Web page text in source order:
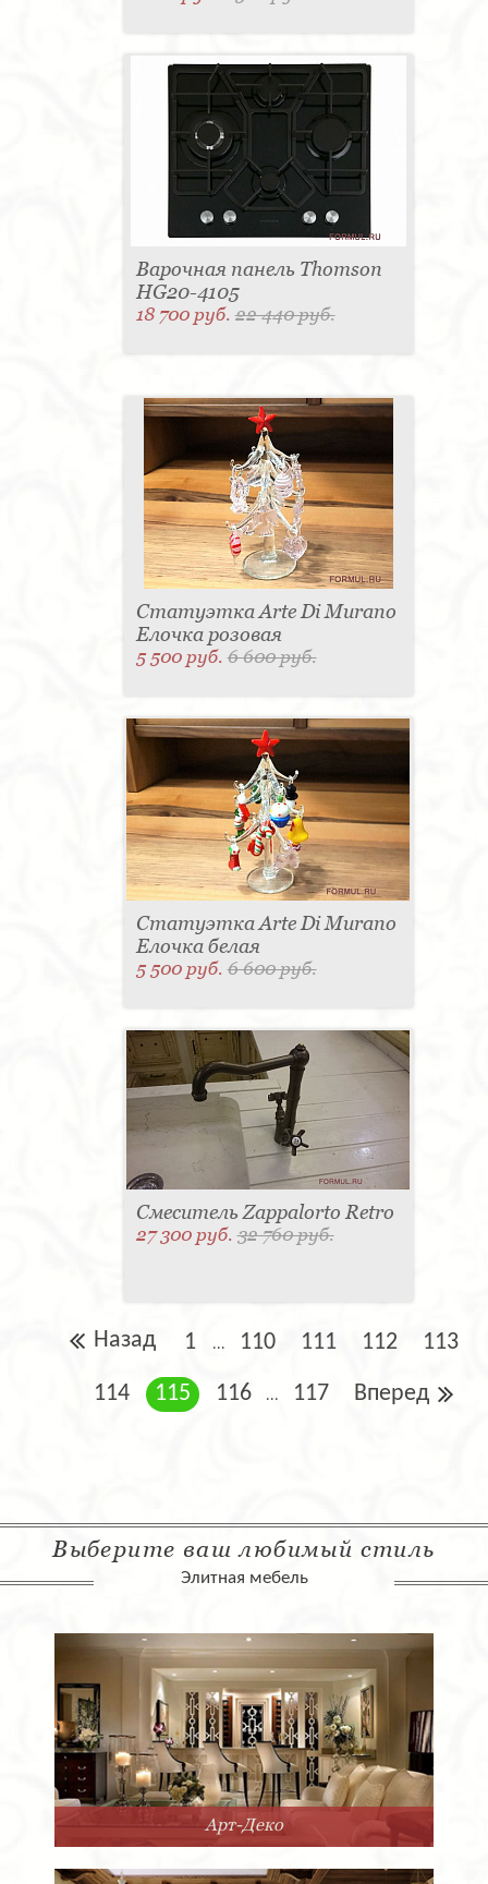
Варочная панель Thomson
HG20-4105
18 700 руб.22 440 руб.
Статуэтка Arte Di Murano
Елочка розовая
5 500 руб.6 600 руб.
Статуэтка Arte Di Murano
Елочка белая
5 500 руб.6 600 руб.
Смеситель Zappalorto Retro
27 300 руб.32 760 руб.
Назад 1 ... 110 111 112 113
114 115 116 ... 117 Вперед
Выберите ваш любимый стиль
Элитная мебель
Арт-Деко